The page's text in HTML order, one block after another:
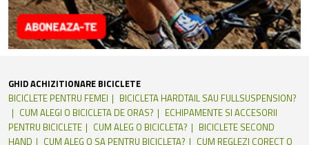
GHID ACHIZITIONARE BICICLETE
BICICLETE PENTRU FEMEI
BICICLETA HARDTAIL SAU FULLSUSPENSION?
CUM ALEGI O BICICLETA DE ORAS?
ECHIPAMENTE SI ACCESORII
PENTRU BICICLETE
CUM ALEG O BICICLETA?
BICICLETE SECOND
HAND
CUM ALEG O SA PENTRU BICICLETA? CUM REGLEZI CORECT O